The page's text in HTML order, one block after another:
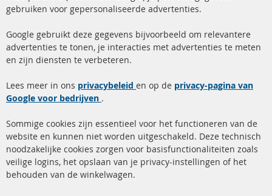
info@contra-automotive.de
facebook
instagram
Snelle links
Roetfilter reiniging
Katalysator (KAT)
sensoren
FAQ
Kundenservice
Verzendingskosten
Contact
Annuleer contract
gebruiken voor gepersonaliseerde advertenties.
Google gebruikt deze gegevens bijvoorbeeld om relevantere
advertenties te tonen, je interacties met advertenties te meten
en zijn diensten te verbeteren.
Lees meer in ons privacybeleid en op de privacy-pagina van
Google voor bedrijven .
Sommige cookies zijn essentieel voor het functioneren van de
website en kunnen niet worden uitgeschakeld. Deze technisch
noodzakelijke cookies zorgen voor basisfunctionaliteiten zoals
veilige logins, het opslaan van je privacy-instellingen of het
behouden van de winkelwagen.